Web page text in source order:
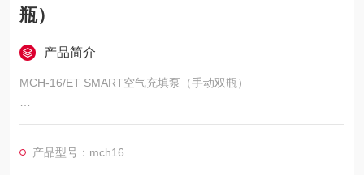
瓶）
产品简介
MCH-16/ET SMART空气充填泵（手动双瓶）
简要说明：满足呼吸空气国标 GB/T 31975-2015《呼吸防护用压
产品型号：mch16